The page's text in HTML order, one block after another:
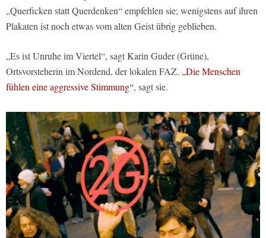
„Querficken statt Querdenken“ empfehlen sie; wenigstens auf ihren
Plakaten ist noch etwas vom alten Geist übrig geblieben.
„Es ist Unruhe im Viertel“, sagt Karin Guder (Grüne),
Ortsvorsteherin im Nord­end, der lokalen FAZ. „Die Menschen
fühlen eine aggressive Stimmung“, sagt sie.